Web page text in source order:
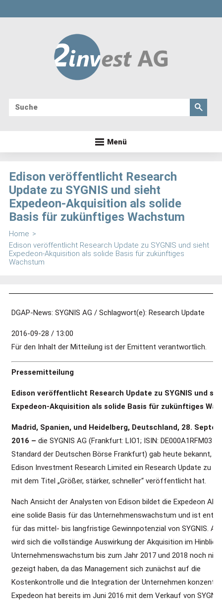
Menü
Edison veröffentlicht Research
Update zu SYGNIS und sieht
Expedeon-Akquisition als solide
Basis für zukünftiges Wachstum
Home >
Edison veröffentlicht Research Update zu SYGNIS und sieht
Expedeon-Akquisition als solide Basis für zukünftiges
Wachstum
DGAP-News: SYGNIS AG / Schlagwort(e): Research Update
2016-09-28 / 13:00
Für den Inhalt der Mitteilung ist der Emittent verantwortlich.
Pressemitteilung
Edison veröffentlicht Research Update zu SYGNIS und
Expedeon-Akquisition als solide Basis für zukünftiges
Madrid, Spanien, und Heidelberg, Deutschland, 28.
2016 – die SYGNIS AG (Frankfurt: LIO1; ISIN: DE000A1RFM03
Standard der Deutschen Börse Frankfurt) gab heute bekannt,
Edison Investment Research Limited ein Research Update zu
mit dem Titel „Größer, stärker, schneller“ veröffentlicht hat.
Nach Ansicht der Analysten von Edison bildet die Expedeon
eine solide Basis für das Unternehmenswachstum und ist
für das mittel- bis langfristige Gewinnpotenzial von SYGNIS.
wird sich die vollständige Auswirkung der Akquisition im
Unternehmenswachstum bis zum Jahr 2017 und 2018 noch
gezeigt haben, da das Management sich zunächst auf die
Kostenkontrolle und die Integration der Unternehmen
Expedeon hat bereits im Juni 2016 mit dem Verkauf von